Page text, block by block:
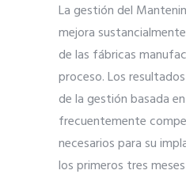
La gestión del
mejora
de las fábricas
proceso. Los
de la gestión basada
frecuentemente
necesarios para su
los primeros tres